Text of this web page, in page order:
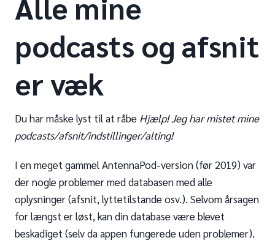
podcasts og afsnit
er væk
Du har måske lyst til at råbe Hjælp! Jeg har mistet mine
podcasts/afsnit/indstillinger/alting!
I en meget gammel AntennaPod-version (før 2019) var
der nogle problemer med databasen med alle
oplysninger (afsnit, lyttetilstande osv.). Selvom årsagen
for længst er løst, kan din database være blevet
beskadiget (selv da appen fungerede uden problemer).